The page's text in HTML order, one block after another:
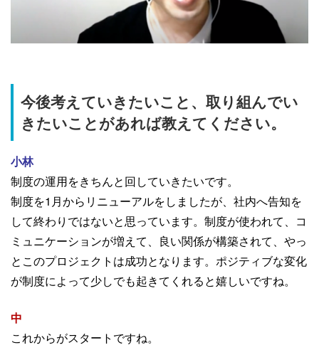
今後考えていきたいこと、取り組んでい
きたいことがあれば教えてください。
小林
制度の運用をきちんと回していきたいです。
制度を1月からリニューアルをしましたが、社内へ告知を
して終わりではないと思っています。制度が使われて、コ
ミュニケーションが増えて、良い関係が構築されて、やっ
とこのプロジェクトは成功となります。ポジティブな変化
が制度によって少しでも起きてくれると嬉しいですね。
中
これからがスタートですね。